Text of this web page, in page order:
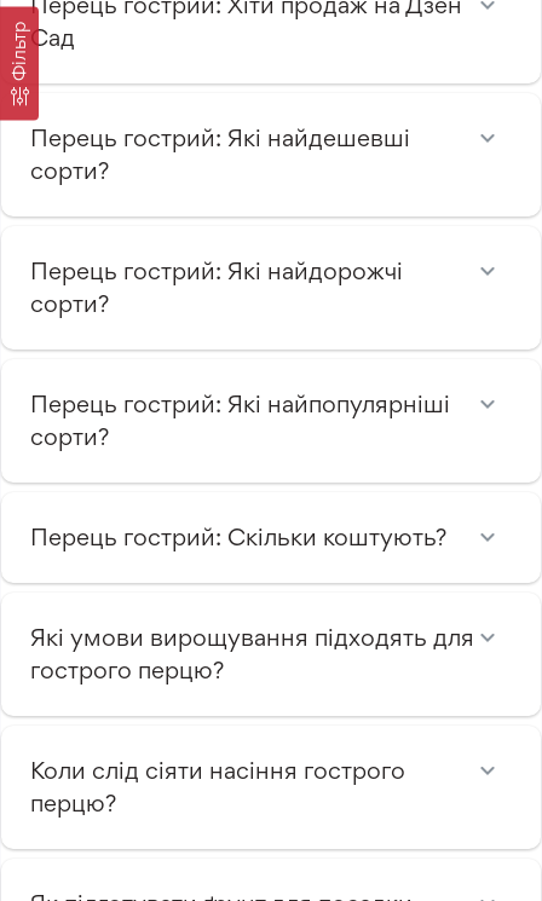
ФільтрСад
Перець гострий: Які найдешевші
сорти?
Перець гострий: Які найдорожчі
сорти?
Перець гострий: Які найпопулярніші
сорти?
Перець гострий: Скільки коштують?
Які умови вирощування підходять для
гострого перцю?
Коли слід сіяти насіння гострого
перцю?